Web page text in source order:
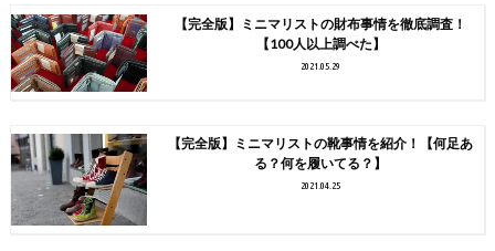
【完全版】ミニマリストの財布事情を徹底調査！
【100人以上調べた】
2021.05.29
【完全版】ミニマリストの靴事情を紹介！【何足あ
る？何を履いてる？】
2021.04.25